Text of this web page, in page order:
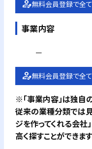
無料会員登録で全
事業内容
－
無料会員登録で全
※「事業内容」は独自
従来の業種分類では見
ジを作ってくれる会社
高く探すことができます